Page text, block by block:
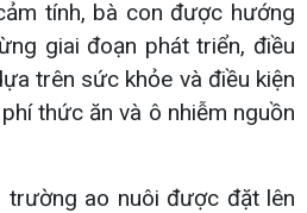
tính, bà con được hướng
giai đoạn phát triển, điều
trên sức khỏe và điều kiện
thức ăn và ô nhiễm nguồn
trường ao nuôi được đặt lên